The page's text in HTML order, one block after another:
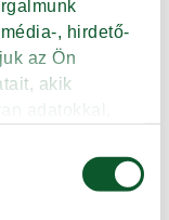
, hirdető-
az Ön
akik
4 tojásos